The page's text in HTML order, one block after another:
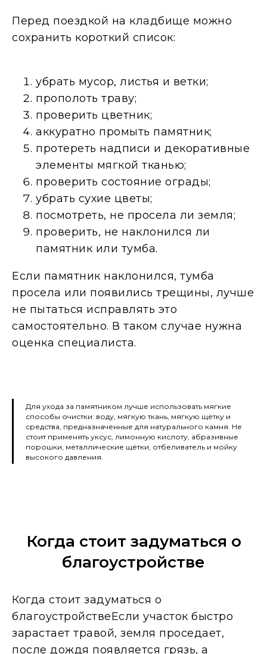
Перед поездкой на кладбище можно
сохранить короткий список:
убрать мусор, листья и ветки;
прополоть траву;
проверить цветник;
аккуратно промыть памятник;
протереть надписи и декоративные
элементы мягкой тканью;
проверить состояние ограды;
убрать сухие цветы;
посмотреть, не просела ли земля;
проверить, не наклонился ли
памятник или тумба.
Если памятник наклонился, тумба
просела или появились трещины, лучше
не пытаться исправлять это
самостоятельно. В таком случае нужна
оценка специалиста.
Для ухода за памятником лучше использовать мягкие
способы очистки: воду, мягкую ткань, мягкую щётку и
средства, предназначенные для натурального камня. Не
стоит применять уксус, лимонную кислоту, абразивные
порошки, металлические щётки, отбеливатель и мойку
высокого давления.
Когда стоит задуматься о
благоустройстве
Когда стоит задуматься о
благоустройствеЕсли участок быстро
зарастает травой, земля проседает,
после дождя появляется грязь, а